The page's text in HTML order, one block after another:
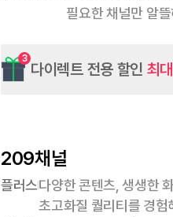
필요한 채널만 알
3
다이렉트 전용 할인 최
209채널
플러스다양한 콘텐츠, 생생한
초고화질 퀄리티를 경험